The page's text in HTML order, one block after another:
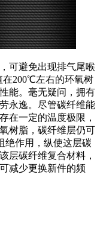
可避免出现排气尾喉
在200℃左右的环氧树
能。毫无疑问，拥有
永逸。尽管碳纤维能
在一定的温度极限，
树脂，碳纤维层仍可
绝作用，纵使这层碳
层碳纤维复合材料，
减少更换新件的频